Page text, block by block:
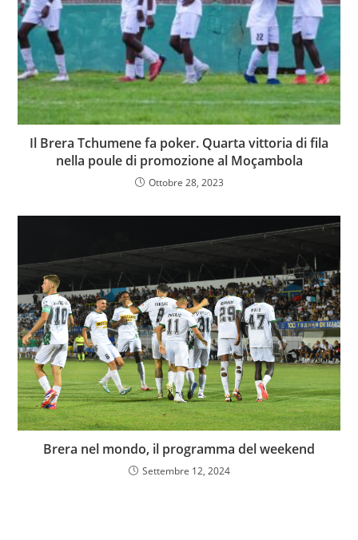
Il Brera Tchumene fa poker. Quarta vittoria di fila
nella poule di promozione al Moçambola
Ottobre 28, 2023
Brera nel mondo, il programma del weekend
Settembre 12, 2024